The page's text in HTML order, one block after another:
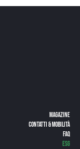
Magazine
CONTATTI & MOBILITÀ
FAQ
ESG